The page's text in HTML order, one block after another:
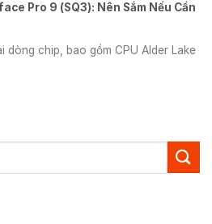
Pro 9 (SQ3): Nên Sắm Nếu Cần
chip, bao gồm CPU Alder Lake